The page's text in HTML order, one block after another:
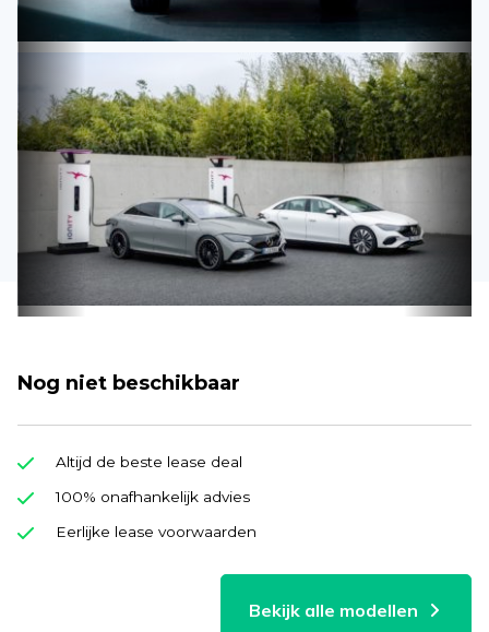
Nog niet beschikbaar
Bekijk alle modellen
Altijd de beste lease deal
100% onafhankelijk advies
Eerlijke lease voorwaarden